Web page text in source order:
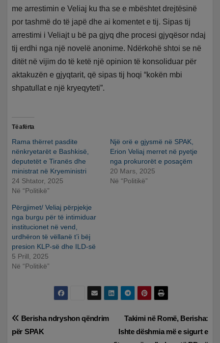
me arrestimin e Veliaj ku tha se e mbështet drejtësinë
por tashmë do të japë dhe ai komentet e tij. Sipas tij
arrestimi i Veliajt u bë pa gjyq dhe procesi gjyqësor ndaj
tij erdhi nga një novelë anonime. Ndërkohë shtoi se në
ditët në vijim do të ketë një opinion të konsoliduar për
aktakuzën e gjyqtarit, që sipas tij hoqi “kokën mbi
shpatullat e një kryeqyteti”.
Të afërta
Rama thërret pasdite
nënkryetarët e Bashkisë,
deputetët e Tiranës dhe
ministrat në Kryeministri
24 Shtator, 2025
Në “Politikë”
Një orë e gjysmë në SPAK,
Erion Veliaj merret në pyetje
nga prokurorët e posaçëm
20 Mars, 2025
Në “Politikë”
Përgjimet/ Veliaj përpjekje
nga burgu për të intimiduar
institucionet në vend,
urdhëron të vëllanë t’i bëj
presion KLP-së dhe ILD-së
5 Prill, 2025
Në “Politikë”
Lëvizje
Takimi në Romë, Berisha:
Ishte dëshmia më e sigurt e
Berisha ndryshon qëndrim
për SPAK